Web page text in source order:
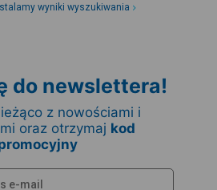
wyniki wyszukiwania
do newslettera!
z nowościami i
oraz otrzymaj kod